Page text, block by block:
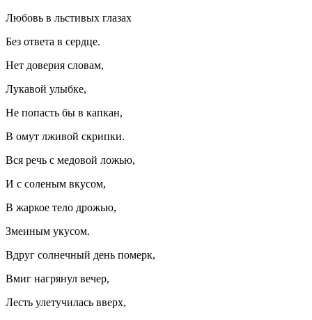
Любовь в льстивых глазах
Без ответа в сердце.
Нет доверия словам,
Лукавой улыбке,
Не попасть бы в капкан,
В омут лживой скрипки.
Вся речь с медовой ложью,
И с соленым вкусом,
В жаркое тело дрожью,
Змеиным укусом.
Вдруг солнечный день померк,
Вмиг нагрянул вечер,
Лесть улетучилась вверх,